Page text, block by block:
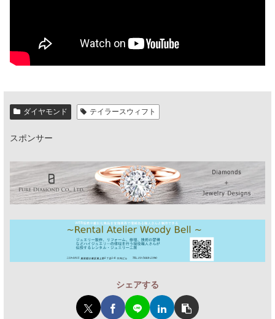
ダイヤモンド テイラースウィフト
スポンサー
シェアする